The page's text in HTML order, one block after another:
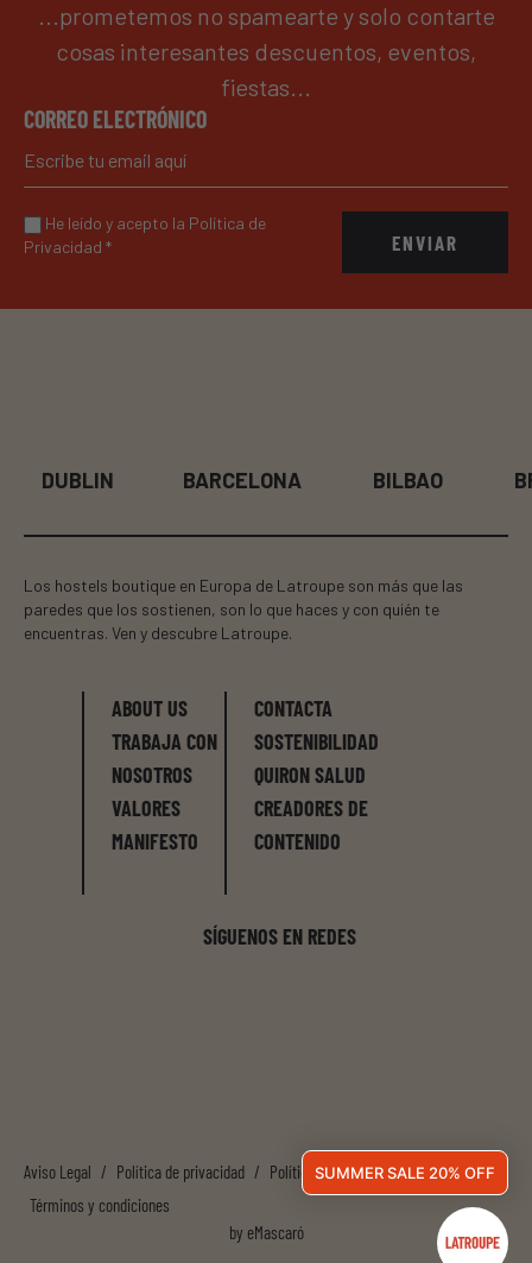
...prometemos no spamearte y solo contarte
cosas interesantes descuentos, eventos,
fiestas...
CORREO ELECTRÓNICO
ENVIAR
He leído y acepto la Política de
Privacidad *
DUBLIN BARCELONA BILBAO
Los hostels boutique en Europa de Latroupe son más que las
paredes que los sostienen, son lo que haces y con quién te
encuentras. Ven y descubre Latroupe.
ABOUT US
TRABAJA CON
NOSOTROS
VALORES
MANIFESTO
CONTACTA
SOSTENIBILIDAD
QUIRON SALUD
CREADORES DE
CONTENIDO
SÍGUENOS EN REDES
Aviso Legal / Política de privacidad / Política de cookies /
Términos y condiciones
by eMascaró
SUMMER SALE 20% OFF